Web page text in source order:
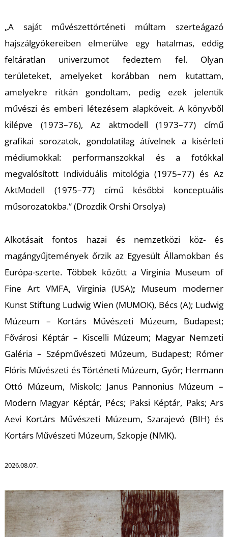
„A saját művészettörténeti múltam szerteágazó
hajszálgyökereiben elmerülve egy hatalmas, eddig
feltáratlan univerzumot fedeztem fel. Olyan
területeket, amelyeket korábban nem kutattam,
amelyekre ritkán gondoltam, pedig ezek jelentik
művészi és emberi létezésem alapköveit. A könyvből
kilépve (1973–76), Az aktmodell (1973–77) című
grafikai sorozatok, gondolatilag átívelnek a kisérleti
médiumokkal: performanszokkal és a fotókkal
megvalósított Individuális mitológia (1975–77) és Az
AktModell (1975–77) című későbbi konceptuális
műsorozatokba.”(Drozdik Orshi Orsolya)
Alkotásait fontos hazai és nemzetközi köz- és
magángyűjtemények őrzik az Egyesült Államokban és
Európa-szerte. Többek között a Virginia Museum of
Fine Art VMFA, Virginia (USA); Museum moderner
Kunst Stiftung Ludwig Wien (MUMOK), Bécs (A); Ludwig
Múzeum – Kortárs Művészeti Múzeum, Budapest;
Fővárosi Képtár – Kiscelli Múzeum; Magyar Nemzeti
Galéria – Szépművészeti Múzeum, Budapest; Rómer
Flóris Művészeti és Történeti Múzeum, Győr; Hermann
Ottó Múzeum, Miskolc; Janus Pannonius Múzeum –
Modern Magyar Képtár, Pécs; Paksi Képtár, Paks; Ars
Aevi Kortárs Művészeti Múzeum, Szarajevó (BIH) és
Kortárs Művészeti Múzeum, Szkopje (NMK).
2026.08.07.